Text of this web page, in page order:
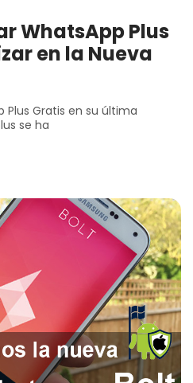
WhatsApp Plus
en la Nueva
Plus Gratis en su última
se ha